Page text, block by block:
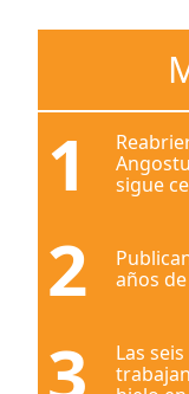
1
sigue
2
años
3
Las